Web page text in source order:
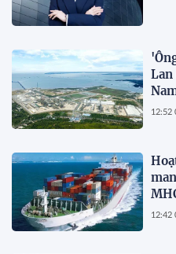
Lan
12:52
12:42